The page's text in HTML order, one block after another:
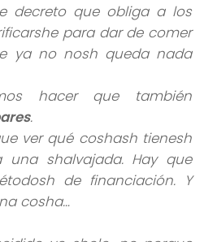
decreto que obliga a los
para dar de comer
ya no nosh queda nada
hacer que también
.
ver qué coshash tienesh
una shalvajada. Hay que
de financiación. Y
cosha…